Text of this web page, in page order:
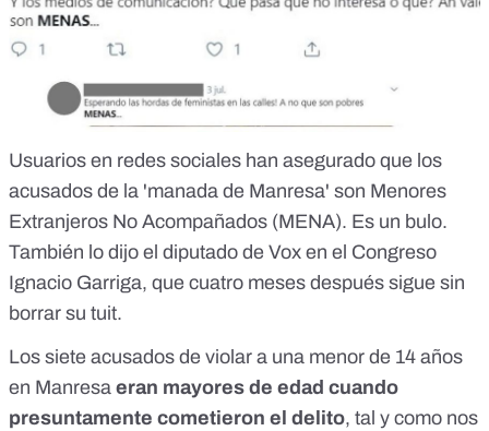
Usuarios en redes sociales han asegurado que los
acusados de la 'manada de Manresa' son Menores
Extranjeros No Acompañados (MENA). Es un bulo.
También lo dijo el diputado de Vox en el Congreso
Ignacio Garriga, que cuatro meses después sigue sin
borrar su tuit.
Los siete acusados de violar a una menor de 14 años
en Manresa eran mayores de edad cuando
presuntamente cometieron el delito, tal y como nos